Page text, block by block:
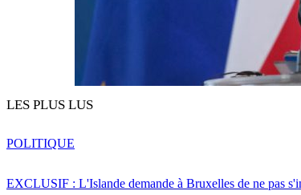
LES PLUS LUS
EXCLUSIF : L'Islande demande à Bruxelles de ne pas
POLITIQUE